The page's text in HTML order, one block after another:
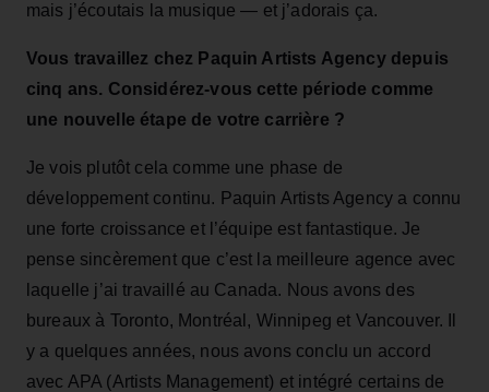
mais j’écoutais la musique — et j’adorais ça.
Vous travaillez chez Paquin Artists Agency depuis
cinq ans. Considérez‑vous cette période comme
une nouvelle étape de votre carrière ?
Je vois plutôt cela comme une phase de
développement continu. Paquin Artists Agency a connu
une forte croissance et l’équipe est fantastique. Je
pense sincèrement que c’est la meilleure agence avec
laquelle j’ai travaillé au Canada. Nous avons des
bureaux à Toronto, Montréal, Winnipeg et Vancouver. Il
y a quelques années, nous avons conclu un accord
avec APA (Artists Management) et intégré certains de